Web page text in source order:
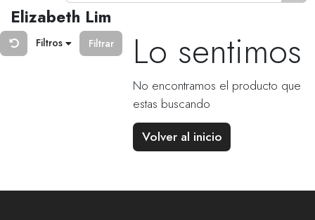
Elizabeth Lim
Filtros Filtrar Lo sentimos
No encontramos el producto que
estas buscando
Volver al inicio